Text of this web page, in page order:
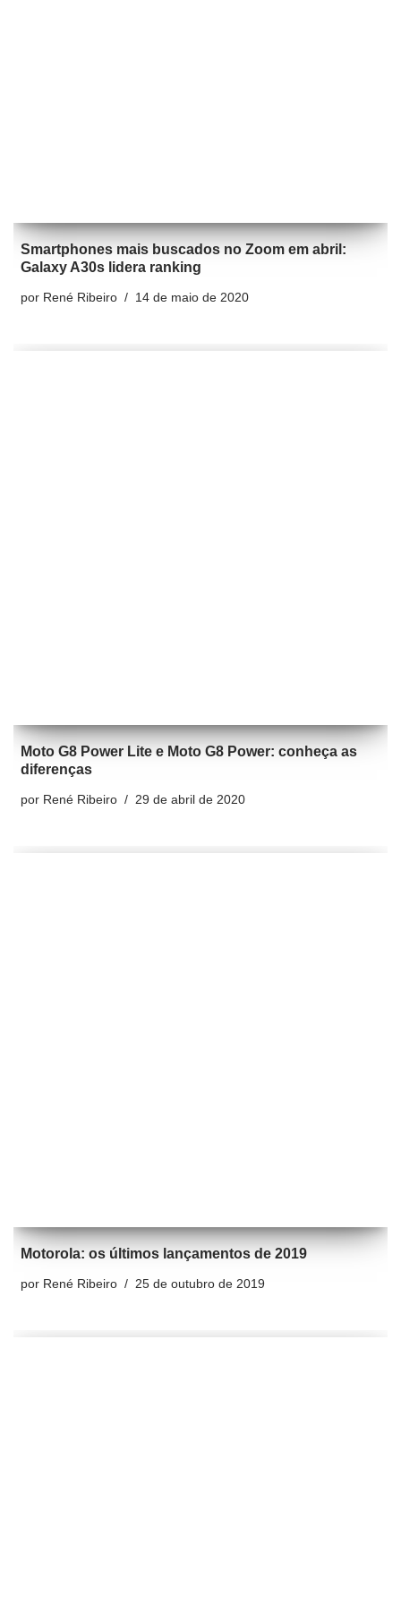
Smartphones mais buscados no Zoom em abril:
Galaxy A30s lidera ranking
por René Ribeiro 14 de maio de 2020
Moto G8 Power Lite e Moto G8 Power: conheça as
diferenças
por René Ribeiro 29 de abril de 2020
Motorola: os últimos lançamentos de 2019
por René Ribeiro 25 de outubro de 2019